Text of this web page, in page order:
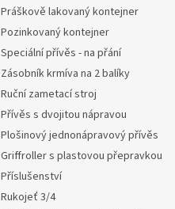
Práškově lakovaný kontejner
Pozinkovaný kontejner
Speciální přívěs - na přání
Zásobník krmíva na 2 balíky
Ruční zametací stroj
Přívěs s dvojitou nápravou
Plošinový jednonápravový přívěs
Griffroller s plastovou přepravkou
Příslušenství
Rukojeť 3/4